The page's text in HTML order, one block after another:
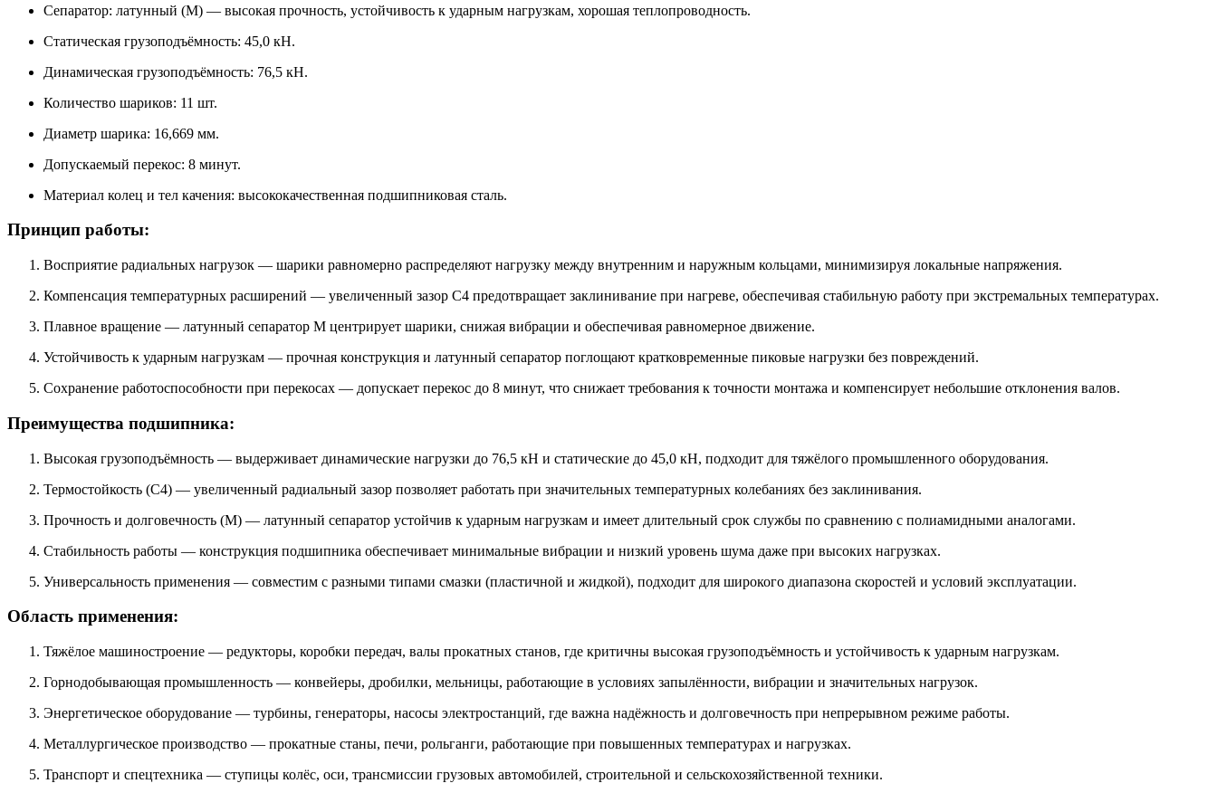
Сепаратор: латунный (M) — высокая прочность, устойчивость к ударным нагрузкам, хорошая теплопроводность.
Статическая грузоподъёмность: 45,0 кН.
Динамическая грузоподъёмность: 76,5 кН.
Количество шариков: 11 шт.
Диаметр шарика: 16,669 мм.
Допускаемый перекос: 8 минут.
Материал колец и тел качения: высококачественная подшипниковая сталь.
Принцип работы:
Восприятие радиальных нагрузок — шарики равномерно распределяют нагрузку между внутренним и наружным кольцами, минимизируя локальные напряжения.
Компенсация температурных расширений — увеличенный зазор C4 предотвращает заклинивание при нагреве, обеспечивая стабильную работу при экстремальных температурах.
Плавное вращение — латунный сепаратор M центрирует шарики, снижая вибрации и обеспечивая равномерное движение.
Устойчивость к ударным нагрузкам — прочная конструкция и латунный сепаратор поглощают кратковременные пиковые нагрузки без повреждений.
Сохранение работоспособности при перекосах — допускает перекос до 8 минут, что снижает требования к точности монтажа и компенсирует небольшие отклонения валов.
Преимущества подшипника:
Высокая грузоподъёмность — выдерживает динамические нагрузки до 76,5 кН и статические до 45,0 кН, подходит для тяжёлого промышленного оборудования.
Термостойкость (C4) — увеличенный радиальный зазор позволяет работать при значительных температурных колебаниях без заклинивания.
Прочность и долговечность (M) — латунный сепаратор устойчив к ударным нагрузкам и имеет длительный срок службы по сравнению с полиамидными аналогами.
Стабильность работы — конструкция подшипника обеспечивает минимальные вибрации и низкий уровень шума даже при высоких нагрузках.
Универсальность применения — совместим с разными типами смазки (пластичной и жидкой), подходит для широкого диапазона скоростей и условий эксплуатации.
Область применения:
Тяжёлое машиностроение — редукторы, коробки передач, валы прокатных станов, где критичны высокая грузоподъёмность и устойчивость к ударным нагрузкам.
Горнодобывающая промышленность — конвейеры, дробилки, мельницы, работающие в условиях запылённости, вибрации и значительных нагрузок.
Энергетическое оборудование — турбины, генераторы, насосы электростанций, где важна надёжность и долговечность при непрерывном режиме работы.
Металлургическое производство — прокатные станы, печи, рольганги, работающие при повышенных температурах и нагрузках.
Транспорт и спецтехника — ступицы колёс, оси, трансмиссии грузовых автомобилей, строительной и сельскохозяйственной техники.